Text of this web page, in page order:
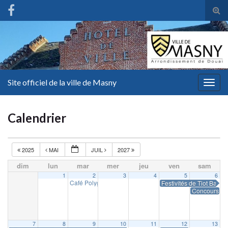
Site officiel de la ville de Masny
Calendrier
2025 MAI JUIL 2027
dim lun mar mer jeu ven sam
1 2
Café Polyglotte
3 4 5
Festivités de Tiot
6
Concours
7 8 9 10 11 12 13